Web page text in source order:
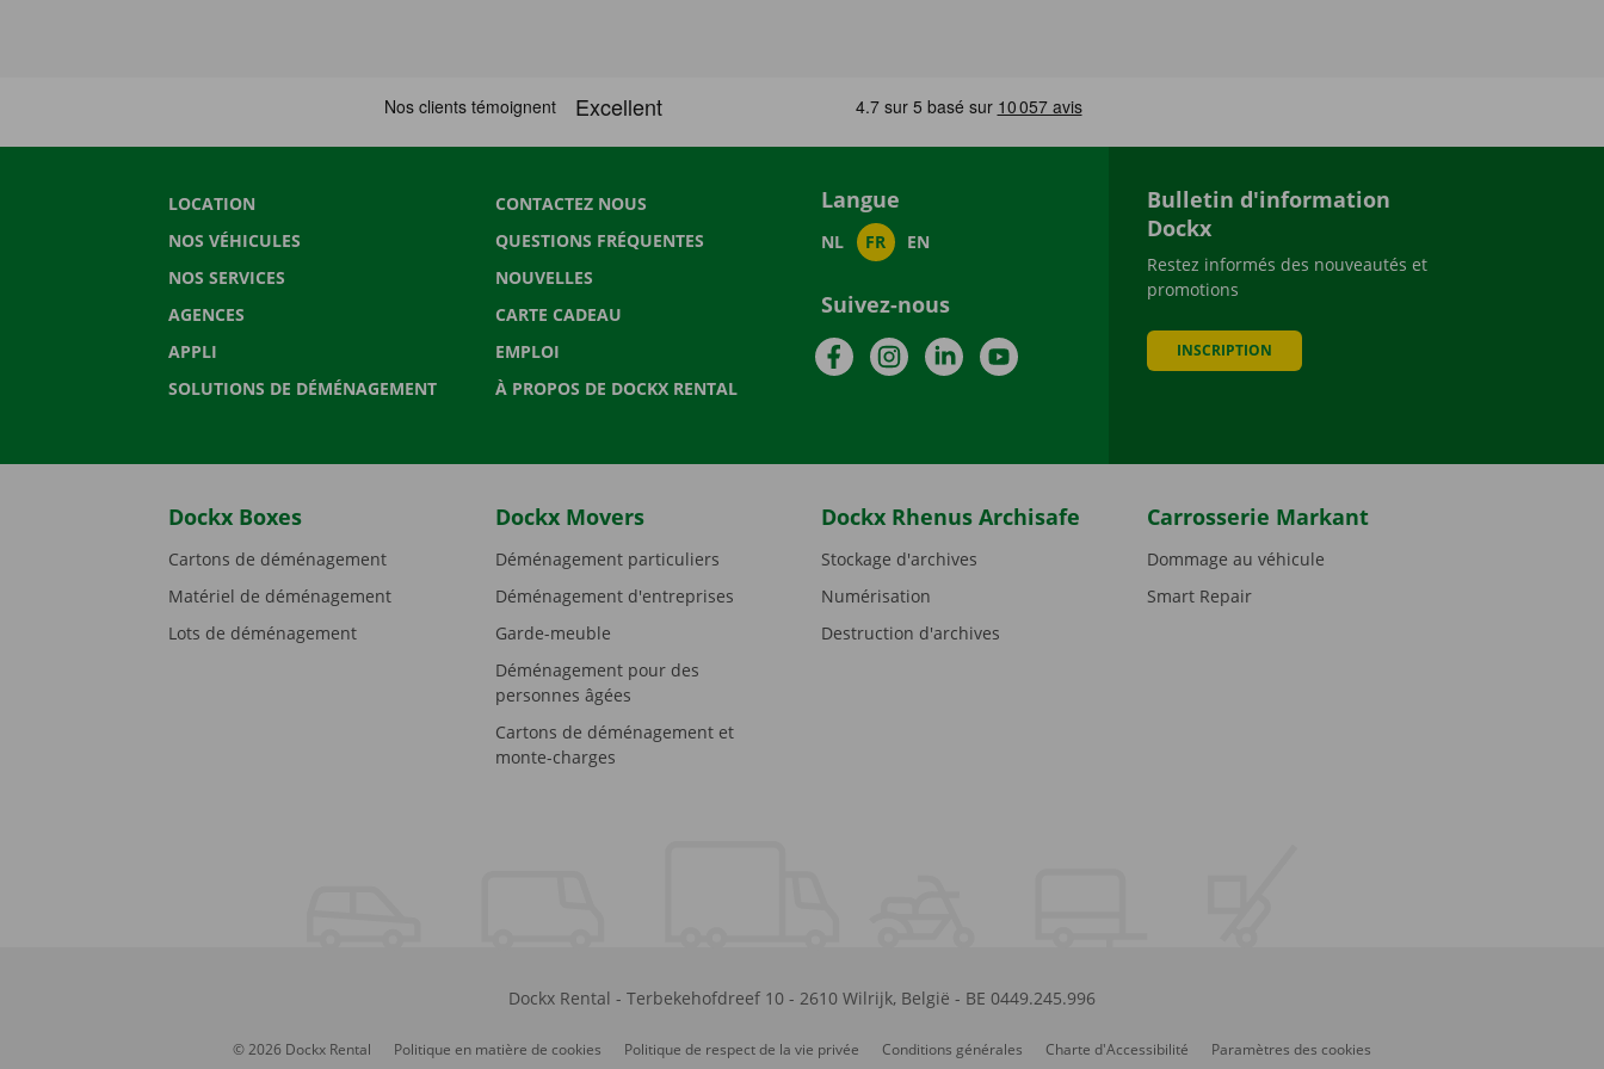
LOCATION
NOS VÉHICULES
NOS SERVICES
AGENCES
APPLI
SOLUTIONS DE DÉMÉNAGEMENT
CONTACTEZ NOUS
QUESTIONS FRÉQUENTES
NOUVELLES
CARTE CADEAU
EMPLOI
À PROPOS DE DOCKX RENTAL
Langue
NL FR EN
Suivez-nous
FacebookInstagramLinkedInYouTube
Bulletin d'information
Dockx
Restez informés des nouveautés et
promotions
INSCRIPTION
Dockx Boxes
Cartons de déménagement
Matériel de déménagement
Lots de déménagement
Dockx Movers
Déménagement particuliers
Déménagement d'entreprises
Garde-meuble
Déménagement pour des
personnes âgées
Cartons de déménagement et
monte-charges
Dockx Rhenus Archisafe
Stockage d'archives
Numérisation
Destruction d'archives
Carrosserie Markant
Dommage au véhicule
Smart Repair
Dockx Rental - Terbekehofdreef 10- 2610 Wilrijk, België - BE 0449.245.996
© 2026 Dockx Rental Politique en matière de cookies Politique de respect de la vie privée Conditions générales Charte d'Accessibilité Paramètres des cookies